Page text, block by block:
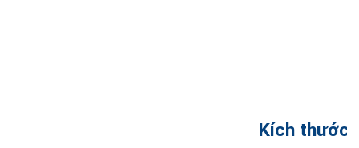
Kích thước